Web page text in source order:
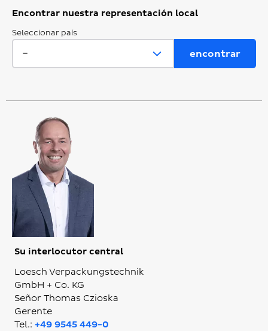
Encontrar nuestra representación local
Seleccionar país
Su interlocutor central
Loesch Verpackungstechnik
GmbH + Co. KG
Señor Thomas Czioska
Gerente
Tel.: +49 9545 449-0